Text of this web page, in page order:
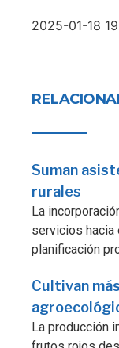
2025-01-18
Suman
rurales
La
servicios hacia
planificación
Cultivan
La producción